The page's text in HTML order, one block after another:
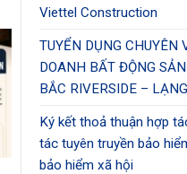
Viettel Construction
TUYỂN DỤNG CHUYÊN
DOANH BẤT ĐỘNG
BẮC RIVERSIDE –
Ký kết thoả thuận hợp
tác tuyên truyền bảo
bảo hiểm xã hội